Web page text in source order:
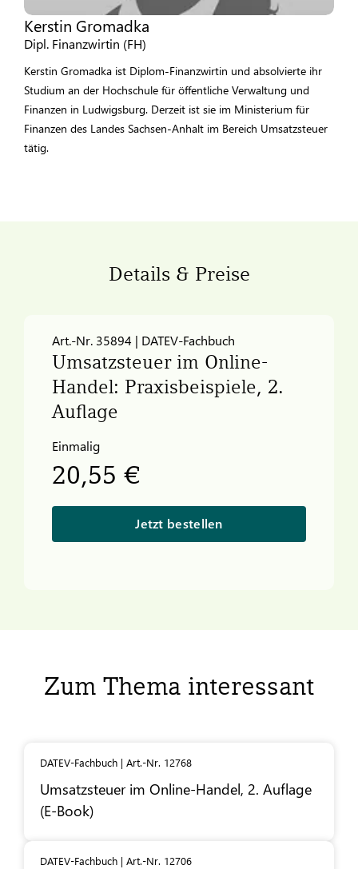
Kerstin Gromadka
Dipl. Finanzwirtin (FH)
Kerstin Gromadka ist Diplom-Finanzwirtin und absolvierte ihr
Studium an der Hochschule für öffentliche Verwaltung und
Finanzen in Ludwigsburg. Derzeit ist sie im Ministerium für
Finanzen des Landes Sachsen-Anhalt im Bereich Umsatzsteuer
tätig.
Details & Preise
Art.-Nr. 35894 | DATEV-Fachbuch
Umsatzsteuer im Online-
Handel: Praxisbeispiele, 2.
Auflage
Einmalig
20,55 €
Jetzt bestellen
Zum Thema interessant
DATEV-Fachbuch | Art.-Nr. 12768
Umsatzsteuer im Online-Handel, 2. Auflage
(E-Book)
DATEV-Fachbuch | Art.-Nr. 12706